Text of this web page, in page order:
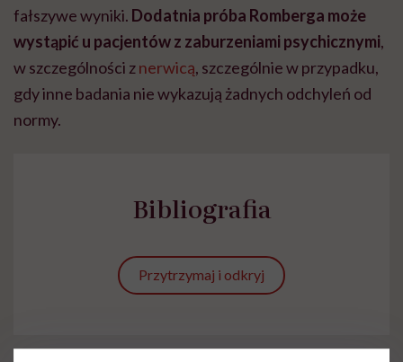
fałszywe wyniki. Dodatnia próba Romberga może
wystąpić u pacjentów z zaburzeniami psychicznymi,
w szczególności znerwicą, szczególnie w przypadku,
gdy inne badania nie wykazują żadnych odchyleń od
normy.
Bibliografia
Przytrzymaj i odkryj